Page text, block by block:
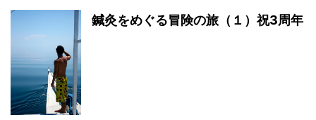
鍼灸をめぐる冒険の旅（１）祝3周年